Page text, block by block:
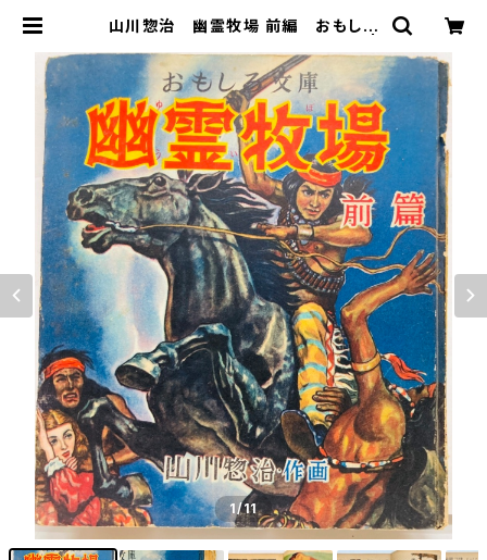
山川惣治 幽霊牧場 前編 おもしろ
トムズボックス
1/11